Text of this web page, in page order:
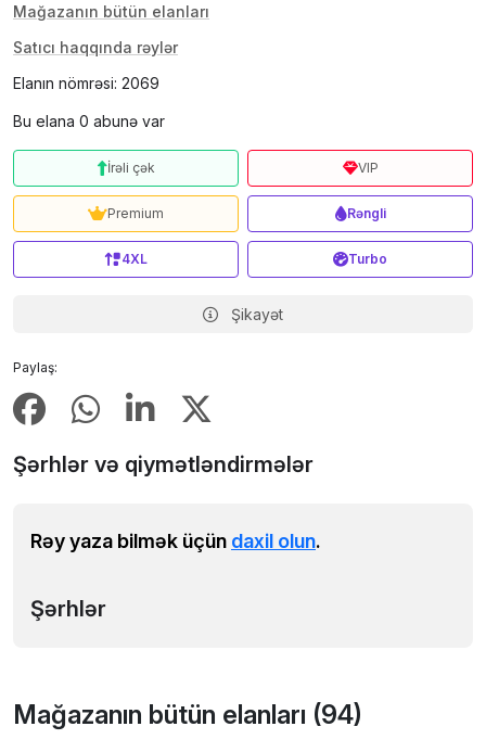
Mağazanın bütün elanları
Satıcı haqqında rəylər
Elanın nömrəsi: 2069
Bu elana 0 abunə var
Paylaş:
İrəli çək VIP
Premium Rəngli
4XL Turbo
Şikayət
Şərhlər və qiymətləndirmələr
Rəy yaza bilmək üçün daxil olun.
Şərhlər
Mağazanın bütün elanları (94)